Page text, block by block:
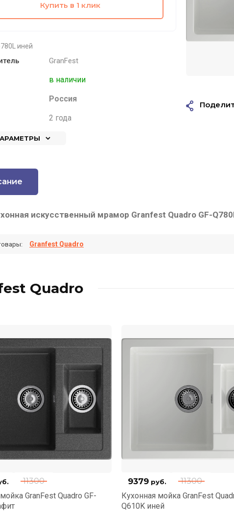
Купить в 1 клик
иней
GranFest
в наличии
Россия
2 года
искусственный мрамор Granfest Quadro GF-
Granfest Quadro
Quadro
11300
GranFest Quadro GF-
11300
9379 руб.
Кухонная мойка GranFest
Q610K иней